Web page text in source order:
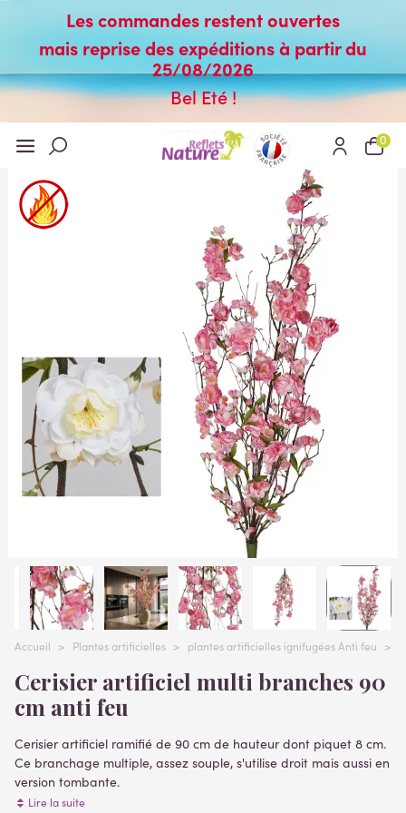
Les commandes restent ouvertes
mais reprise des expéditions à partir du
25/08/2026
Bel Eté !
0
Accueil > Plantes artificielles > plantes artificielles ignifugées Anti feu >
Cerisier artificiel multi branches 90
cm anti feu
Cerisier artificiel ramifié de 90 cm de hauteur dont piquet 8 cm.
Ce branchage multiple, assez souple, s'utilise droit mais aussi en
version tombante.
La barnache fleurie a obtenu les classifications suivantes selon
Lire la suite